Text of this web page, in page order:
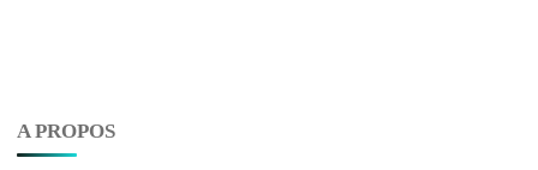
A PROPOS